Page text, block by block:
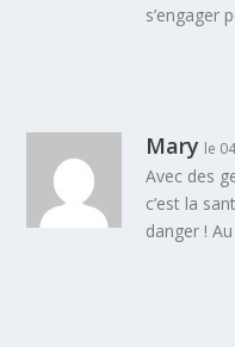
s’engager
Mary le
Avec des
c’est la
danger !